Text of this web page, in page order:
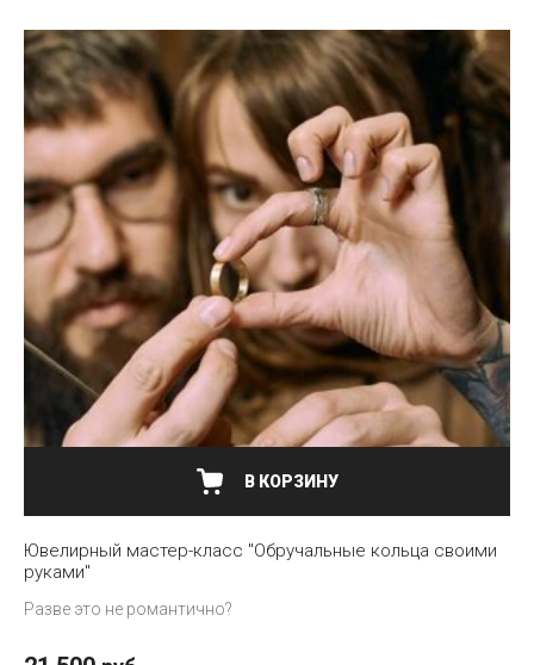
В КОРЗИНУ
Ювелирный мастер-класс "Обручальные кольца своими
руками"
Разве это не романтично?